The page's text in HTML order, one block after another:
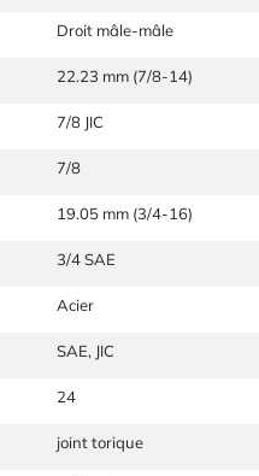
Droit mâle-mâle
22.23 mm (7/8-14)
7/8 JIC
7/8
19.05 mm (3/4-16)
3/4 SAE
Acier
SAE, JIC
24
joint torique